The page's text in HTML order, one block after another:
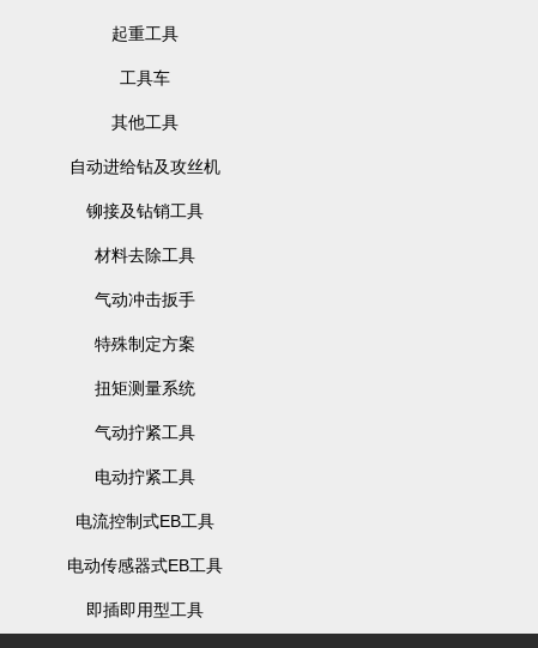
起重工具
工具车
其他工具
自动进给钻及攻丝机
铆接及钻销工具
材料去除工具
气动冲击扳手
特殊制定方案
扭矩测量系统
气动拧紧工具
电动拧紧工具
电流控制式EB工具
电动传感器式EB工具
即插即用型工具